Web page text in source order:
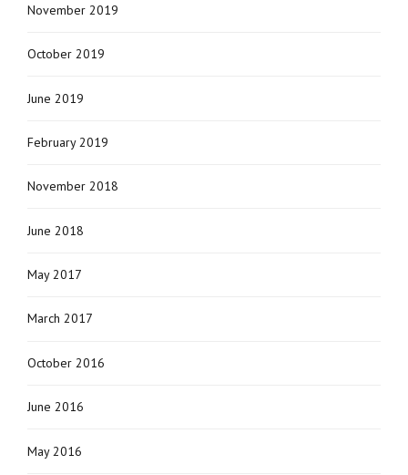
November 2019
October 2019
June 2019
February 2019
November 2018
June 2018
May 2017
March 2017
October 2016
June 2016
May 2016